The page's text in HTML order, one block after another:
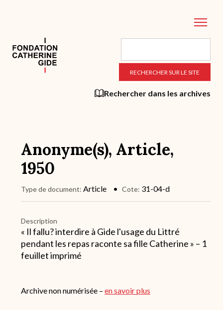
principal
Rechercher dans les archives
Anonyme(s), Article,
1950
Type de document Article Cote 31-04-d
Description
« Il fallu? interdire à Gide l'usage du Littré
pendant les repas raconte sa fille Catherine » – 1
feuillet imprimé
Archive non numérisée – en savoir plus